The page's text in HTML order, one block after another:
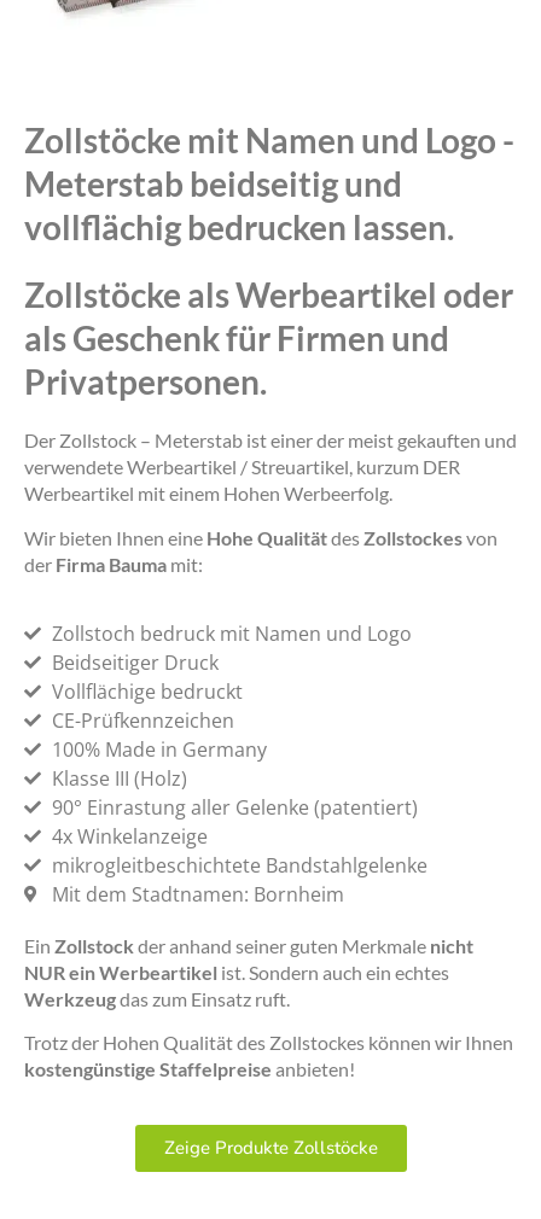
Zollstöcke mit Namen und Logo -
Meterstab beidseitig und
vollflächig bedrucken lassen.
Zollstöcke als Werbeartikel oder
als Geschenk für Firmen und
Privatpersonen.
Der Zollstock – Meterstab ist einer der meist gekauften und
verwendete Werbeartikel / Streuartikel, kurzum DER
Werbeartikel mit einem Hohen Werbeerfolg.
Wir bieten Ihnen eine Hohe Qualitätdes Zollstockesvon
der Firma Bauma mit:
Zollstoch bedruck mit Namen und Logo
Beidseitiger Druck
Vollflächige bedruckt
CE-Prüfkennzeichen
100% Made in Germany
Klasse III (Holz)
90° Einrastung aller Gelenke (patentiert)
4x Winkelanzeige
mikrogleitbeschichtete Bandstahlgelenke
Mit dem Stadtnamen: Bornheim
Ein Zollstock der anhand seiner guten Merkmale nicht
NUR ein Werbeartikel ist. Sondern auch ein echtes
Werkzeugdas zum Einsatz ruft.
Trotz der Hohen Qualität des Zollstockes können wir Ihnen
kostengünstige Staffelpreise anbieten!
Zeige Produkte Zollstöcke